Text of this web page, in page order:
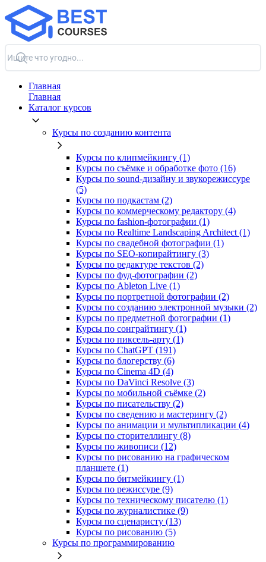
Главная
Главная
Каталог курсов
Курсы по созданию контента
Курсы по клипмейкингу (1)
Курсы по съёмке и обработке фото (16)
Курсы по sound-дизайну и звукорежиссуре
(5)
Курсы по подкастам (2)
Курсы по коммерческому редактору (4)
Курсы по fashion-фотографии (1)
Курсы по Realtime Landscaping Architect (1)
Курсы по свадебной фотографии (1)
Курсы по SEO-копирайтингу (3)
Курсы по редактуре текстов (2)
Курсы по фуд-фотографии (2)
Курсы по Ableton Live (1)
Курсы по портретной фотографии (2)
Курсы по созданию электронной музыки (2)
Курсы по предметной фотографии (1)
Курсы по сонграйтингу (1)
Курсы по пиксель-арту (1)
Курсы по ChatGPT (191)
Курсы по блогерству (6)
Курсы по Cinema 4D (4)
Курсы по DaVinci Resolve (3)
Курсы по мобильной съёмке (2)
Курсы по писательству (2)
Курсы по сведению и мастерингу (2)
Курсы по анимации и мультипликации (4)
Курсы по сторителлингу (8)
Курсы по живописи (12)
Курсы по рисованию на графическом
планшете (1)
Курсы по битмейкингу (1)
Курсы по режиссуре (9)
Курсы по техническому писателю (1)
Курсы по журналистике (9)
Курсы по сценаристу (13)
Курсы по рисованию (5)
Курсы по программированию